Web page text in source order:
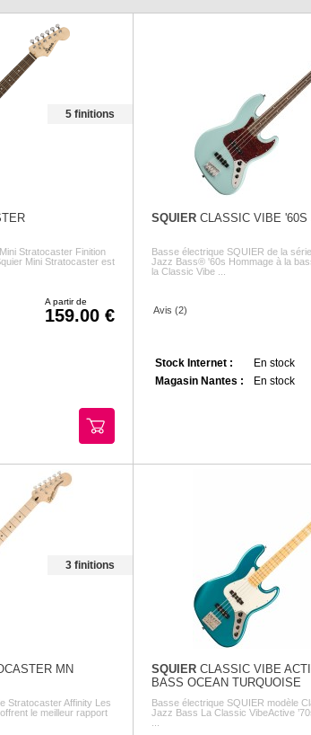
5 finitions
Stratocaster Finition
Mini Stratocaster est
A partir de
159.00
SQUIERCLASSIC VIBE '60S
Basse électrique SQUIER de la
Jazz Bass® '60s Hommage à la
la Classic Vibe ...
Avis (2)
Stock Internet :
En stock
Magasin Nantes :
En stock
3 finitions
MN
Stratocaster Affinity Les
le meilleur rapport
SQUIERCLASSIC VIBE
BASS OCEAN TURQUOISE
Basse électrique SQUIER modèle
Jazz Bass La Classic VibeActive